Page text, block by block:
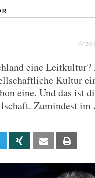
eine
Kultur
eine. Und das ist
Zumindest im
Linkedin Xing Email